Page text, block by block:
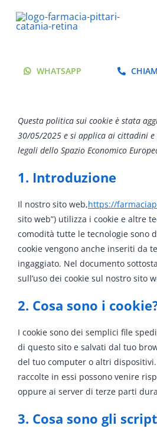
WHATSAPP
Questa politica sui cookie è stata
30/05/2025 e si applica ai cittadini
legali dello Spazio Economico
1. Introduzione
Il nostro sito web,https://
sito web”) utilizza i cookie e altre
comodità tutte le tecnologie sono
cookie vengono anche inseriti da
ingaggiato. Nel documento
sull’uso dei cookie sul nostro sito
2. Cosa sono i
I cookie sono dei semplici file
di questo sito e salvati dal tuo
del tuo computer o altri
raccolte in essi possono venire
oppure ai server di terze parti
3. Cosa sono gli